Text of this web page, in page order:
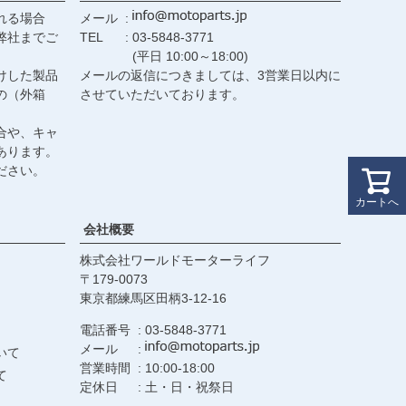
カートへ
る場合
社までご
した製品
（外箱
や、キャ
ます。
い。
メール
TEL
03-5848-3771
(平日 10:00～18:00)
メールの返信につきましては、3営業日以内に
させていただいております。
て
会社概要
株式会社ワールドモーターライフ
179-0073
東京都練馬区田柄3-12-16
電話番号
03-5848-3771
メール
営業時間
10:00-18:00
定休日
土・日・祝祭日